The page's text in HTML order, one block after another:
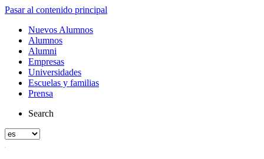
Pasar al contenido principal
Nuevos Alumnos
Alumnos
Alumni
Empresas
Universidades
Escuelas y familias
Prensa
Search